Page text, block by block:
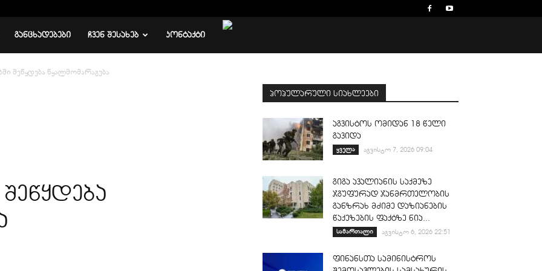
ᲒᲐᲜᲪᲮᲐᲓᲔᲑᲔᲑᲘ ᲩᲕᲔᲜ ᲨᲔᲡᲐᲮᲔᲑ ᲙᲝᲜᲢᲐᲥᲢᲘ
შეწყდება წყალმომარაგება
პოპულარული სიახლეები
აგვისტოს ომიდან 18 წელი
გავიდა
ყველა აგვისტო 7, 2026 09:04
გიგა ავალიანის საქმეზე
ჯგუფურად ჯანმრთელობის
განზრახ მძიმე დაზიანების
წაქეზების ფაქტზე ნია...
სამართალი აგვისტო 6, 2026 22:51
ფინანსთა სამინისტროს